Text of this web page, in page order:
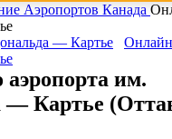
Аэропортов Канада
— Картье
им.
— Картье